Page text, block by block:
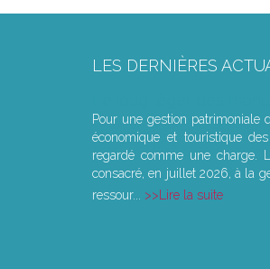
LES DERNIÈRES
Pour une gestion patrimoniale
économique et touristique
regardé comme une charge.
consacré, en juillet 2026, à la
ressour...
Lire la suite